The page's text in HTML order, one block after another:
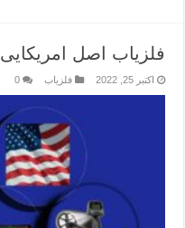
فلزیاب اصل امریکایی
اکتبر 25, 2022 فلزیاب 0